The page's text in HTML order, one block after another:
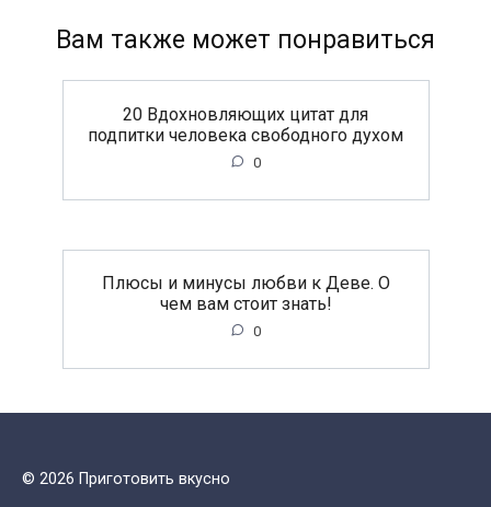
Вам также может понравиться
20 Вдохновляющих цитат для
подпитки человека свободного духом
0
Плюсы и минусы любви к Деве. О
чем вам стоит знать!
0
© 2026 Приготовить вкусно